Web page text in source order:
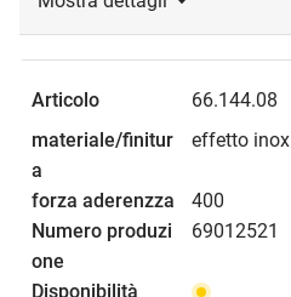
66.144.08
effetto inox
400
69012521